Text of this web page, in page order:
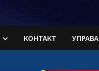
КОНТАКТ УПРАВА